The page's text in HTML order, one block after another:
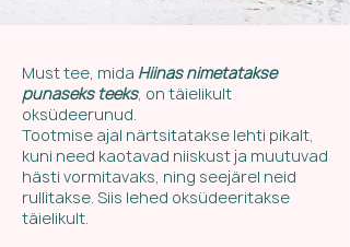
Must tee, mida Hiinas nimetatakse
punaseks teeks, on täielikult
oksüdeerunud.
Tootmise ajal närtsitatakse lehti pikalt,
kuni need kaotavad niiskust ja muutuvad
hästi vormitavaks, ning seejärel neid
rullitakse. Siis lehed oksüdeeritakse
täielikult.